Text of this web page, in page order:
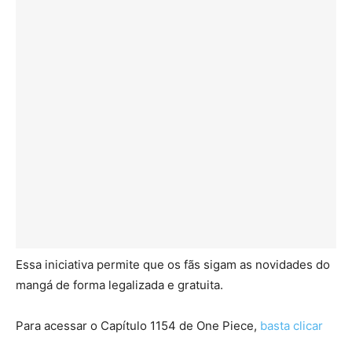
Essa iniciativa permite que os fãs sigam as novidades do
mangá de forma legalizada e gratuita.
Para acessar o Capítulo 1154 de One Piece, basta clicar